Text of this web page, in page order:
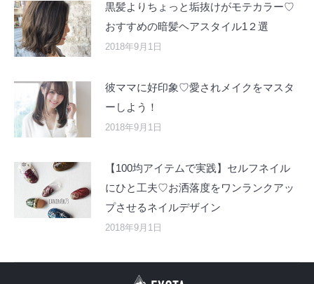
黒髪よりちょっと垢抜けがモテカラー♡
おすすめの暗髪ヘアスタイル1２選
2018年9月1日
彼ママに好印象♡愛されメイクをマスタ
ーしよう！
2018年9月1日
【100均アイテムで実践】セルフネイル
にひと工夫♡お洒落度をワンランクアッ
プさせるネイルデザイン
2018年9月1日